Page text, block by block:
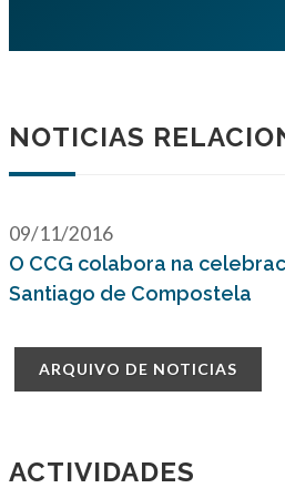
NOTICIAS
09/11/2016
O CCG colabora na
Santiago de Compostela
ARQUIVO DE NOTICIAS
ACTIVIDADES